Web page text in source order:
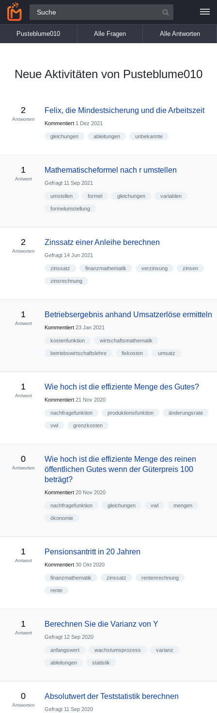
Alle Fragen
Pusteblume010 Alle Fragen Alle Antworten
Neue Aktivitäten von Pusteblume010
2
Antworten
Felix, die Mindestsicherung und die Arbeitszeit
Kommentiert 1 Dez 2021
gleichungen ableitungen unbekannte
1
Antwort
Mathematischeformel nach r umstellen
Gefragt 11 Sep 2021
umstellen formel gleichungen variablen
formelumstellung
2
Antworten
Zinssatz einer Anleihe berechnen
Gefragt 14 Jun 2021
zinssatz finanzmathematik verzinsung zinsen
zinsrechnung
1
Antwort
Betriebsergebnis anhand Umsatzerlöse ermitteln
Kommentiert 23 Jan 2021
kostenfunktion wirtschaftsmathematik
betriebswirtschaftslehre fixkosten umsatz
1
Antwort
Wie hoch ist die effiziente Menge des Gutes?
Kommentiert 21 Nov 2020
nachfragefunktion produktionsfunktion änderungsrate
vwl grenzkosten
0
Antworten
Wie hoch ist die effiziente Menge des reinen
öffentlichen Gutes wenn der Güterpreis 100
beträgt?
Kommentiert 20 Nov 2020
nachfragefunktion gleichungen vwl mengen
ökonomie
1
Antwort
Pensionsantritt in 20 Jahren
Kommentiert 30 Okt 2020
finanzmathematik zinssatz rentenrechnung
rente
1
Antwort
Berechnen Sie die Varianz von Y
Gefragt 12 Sep 2020
anfangswert wachstumsprozess varianz
ableitungen statistik
0
Antworten
Absolutwert der Teststatistik berechnen
Gefragt 11 Sep 2020